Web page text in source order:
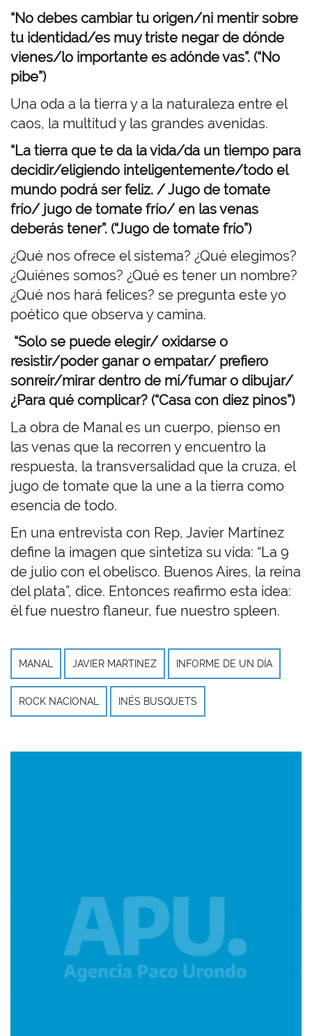
“No debes cambiar tu origen/ni mentir sobre
tu identidad/es muy triste negar de dónde
vienes/lo importante es adónde vas”. (“No
pibe”)
Una oda a la tierra y a la naturaleza entre el
caos, la multitud y las grandes avenidas.
“La tierra que te da la vida/da un tiempo para
decidir/eligiendo inteligentemente/todo el
mundo podrá ser feliz. / Jugo de tomate
frío/ jugo de tomate frío/ en las venas
deberás tener”. (“Jugo de tomate frío”)
¿Qué nos ofrece el sistema? ¿Qué elegimos?
¿Quiénes somos? ¿Qué es tener un nombre?
¿Qué nos hará felices? se pregunta este yo
poético que observa y camina.
“Solo se puede elegir/ oxidarse o
resistir/poder ganar o empatar/ prefiero
sonreír/mirar dentro de mí/fumar o dibujar/
¿Para qué complicar? (“Casa con diez pinos”)
La obra de Manal es un cuerpo, pienso en
las venas que la recorren y encuentro la
respuesta, la transversalidad que la cruza, el
jugo de tomate que la une a la tierra como
esencia de todo.
En una entrevista con Rep, Javier Martínez
define la imagen que sintetiza su vida: “La 9
de julio con el obelisco. Buenos Aires, la reina
del plata”, dice. Entonces reafirmo esta idea:
él fue nuestro flaneur, fue nuestro spleen.
MANAL JAVIER MARTINEZ INFORME DE UN DÍA
ROCK NACIONAL INÉS BUSQUETS